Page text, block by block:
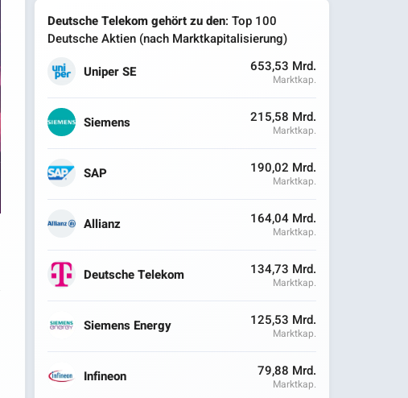
Deutsche Telekom gehört zu den: Top 100
Deutsche Aktien (nach Marktkapitalisierung)
Uniper SE
653,53 Mrd.
Marktkap.
Siemens 215,58 Mrd.
Marktkap.
SAP 190,02 Mrd.
Marktkap.
Allianz 164,04 Mrd.
Marktkap.
Deutsche Telekom 134,73 Mrd.
Marktkap.
Siemens Energy 125,53 Mrd.
Marktkap.
Infineon 79,88 Mrd.
Marktkap.